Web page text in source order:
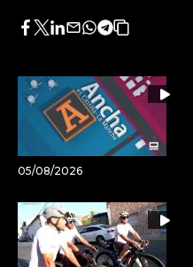
Facebook
Twitter
LinkedIn
Enviar
Whatsapp
Telegram
Copiar
artículo
05/08/2026